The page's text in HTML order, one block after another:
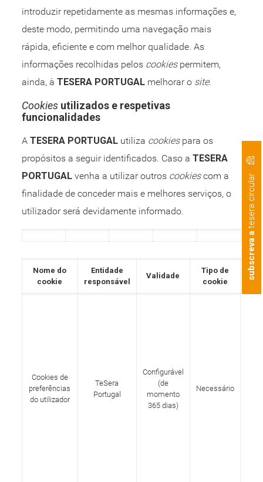
introduzir repetidamente as mesmas informações e,
deste modo, permitindo uma navegação mais
rápida, eficiente e com melhor qualidade. As
informações recolhidas pelos cookiespermitem,
ainda, à TESERA PORTUGALmelhorar o site.
Cookiesutilizados e respetivas
funcionalidades
A TESERA PORTUGALutiliza cookiespara os
propósitos a seguir identificados. Caso a TESERA
PORTUGALvenha a utilizar outros cookiescom a
finalidade de conceder mais e melhores serviços, o
utilizador será devidamente informado.
Nome do
cookie
Entidade
responsável
Validade
Tipo de
cookie
Cookies de
preferências
do utilizador
TeSera
Portugal
Configurável
(de
momento
365 dias)
Necessário
subscreva a
tesera circular